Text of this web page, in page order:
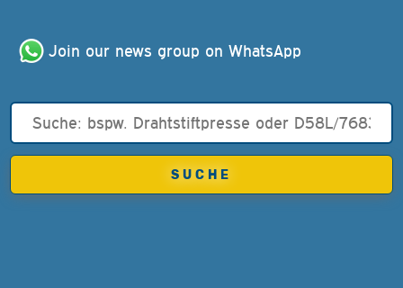
Join our news group on WhatsApp